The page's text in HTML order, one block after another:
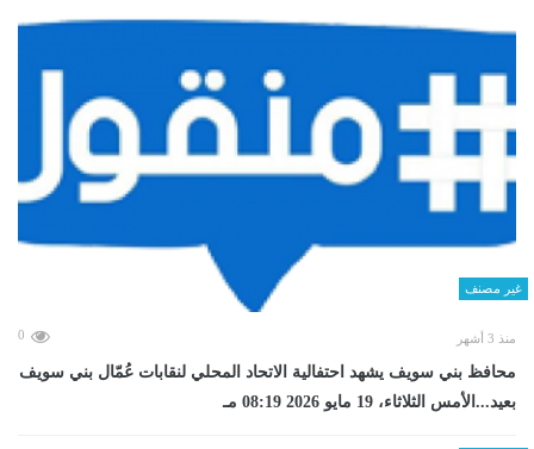
غير مصنف
منذ 3 أشهر 0
محافظ بني سويف يشهد احتفالية الاتحاد المحلي لنقابات عُمّال بني سويف
بعيد...الأمس الثلاثاء، 19 مايو 2026 08:19 مـ